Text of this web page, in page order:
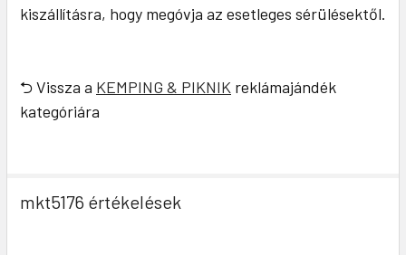
kiszállításra, hogy megóvja az esetleges sérülésektől.
⮌ Vissza a KEMPING & PIKNIK reklámajándék
kategóriára
mkt5176 értékelések